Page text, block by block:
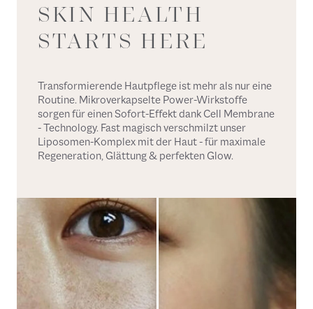
SKIN HEALTH
STARTS HERE
Transformierende Hautpflege ist mehr als nur eine
Routine. Mikroverkapselte Power-Wirkstoffe
sorgen für einen Sofort-Effekt dank Cell Membrane
- Technology. Fast magisch verschmilzt unser
Liposomen-Komplex mit der Haut - für maximale
Regeneration, Glättung & perfekten Glow.